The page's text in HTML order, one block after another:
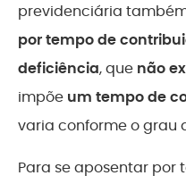
previdenciária
por tempo de
deficiência, que não
impõe um tempo de
varia conforme o grau
Para se aposentar por